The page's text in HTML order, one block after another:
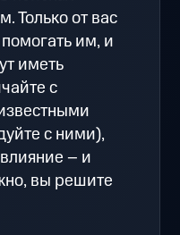
Только от вас
им, и
иметь
с
с ними),
– и
вы решите